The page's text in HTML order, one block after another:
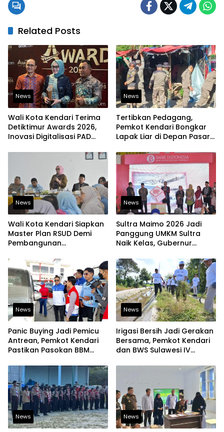
Related Posts
News
Wali Kota Kendari Terima
Detiktimur Awards 2026,
Inovasi Digitalisasi PAD
News
Tertibkan Pedagang,
Pemkot Kendari Bongkar
Lapak Liar di Depan Pasar
News
Wali Kota Kendari Siapkan
Master Plan RSUD Demi
Pembangunan
News
Sultra Maimo 2026 Jadi
Panggung UMKM Sultra
Naik Kelas, Gubernur
Tembus Pasar Ekspor
News
Panic Buying Jadi Pemicu
Antrean, Pemkot Kendari
Pastikan Pasokan BBM
News
Irigasi Bersih Jadi Gerakan
Bersama, Pemkot Kendari
dan BWS Sulawesi IV
Pangan
News News